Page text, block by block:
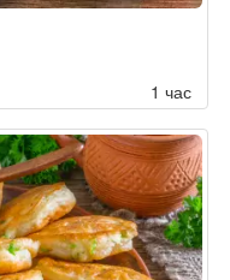
1 час